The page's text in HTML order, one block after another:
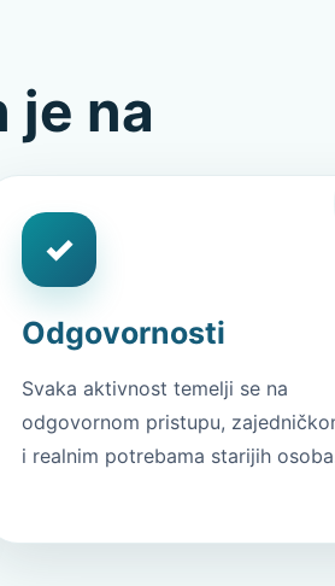
je na
✓
Odgovornosti
Svaka aktivnost temelji se na
odgovornom pristupu,
i realnim potrebama starijih